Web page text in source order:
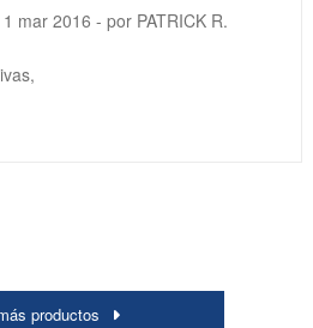
1 mar 2016 - por PATRICK R.
productos